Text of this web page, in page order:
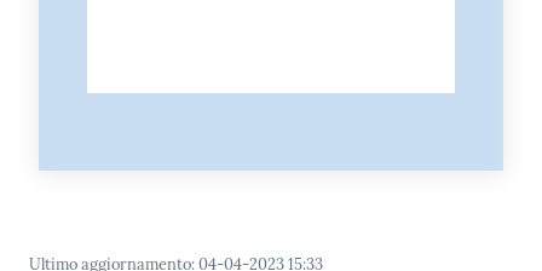
Ultimo aggiornamento:04-04-2023 15:33